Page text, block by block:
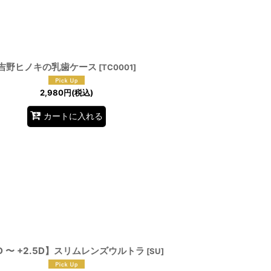
野ヒノキの乳歯ケース [TC0001]
2,980円(税込)
カートに入れる
〜 +2.5D】スリムレンズウルトラ [SU]